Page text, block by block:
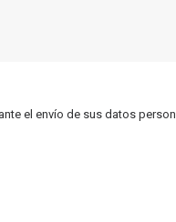
el envío de sus datos